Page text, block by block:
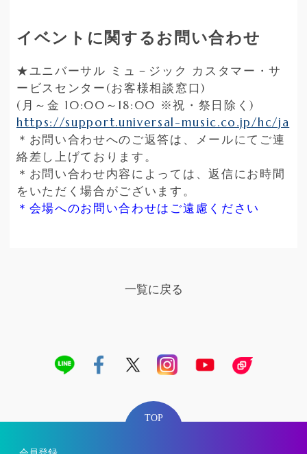
イベントに関するお問い合わせ
★ユニバーサル ミュ－ジック カスタマー・サ
ービスセンター(お客様相談窓口)
(月～金 10:00～18:00 ※祝・祭日除く)
https://support.universal-music.co.jp/hc/ja
＊お問い合わせへのご返答は、メールにてご連
絡差し上げております。
＊お問い合わせ内容によっては、返信にお時間
をいただく場合がございます。
＊会場へのお問い合わせはご遠慮ください
一覧に戻る
TOP